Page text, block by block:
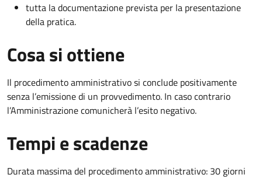
tutta la documentazione prevista per la presentazione
della pratica.
Cosa si ottiene
Il procedimento amministrativo si conclude positivamente
senza l’emissione di un provvedimento. In caso contrario
l’Amministrazione comunicherà l’esito negativo.
Tempi e scadenze
Durata massima del procedimento amministrativo: 30 giorni